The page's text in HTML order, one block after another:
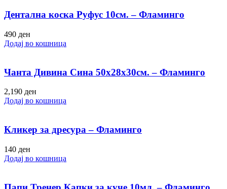
Дентална коска Руфус 10см. – Фламинго
490 ден
Додај во кошница
Чанта Дивина Сина 50х28х30см. – Фламинго
2,190 ден
Додај во кошница
Кликер за дресура – Фламинго
140 ден
Додај во кошница